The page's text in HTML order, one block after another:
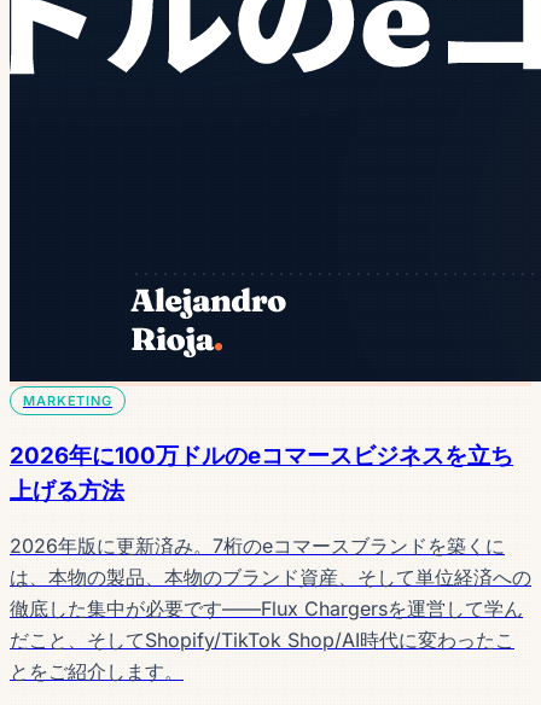
MARKETING
2026年に100万ドルのeコマースビジネスを立ち
上げる方法
2026年版に更新済み。7桁のeコマースブランドを築くに
は、本物の製品、本物のブランド資産、そして単位経済への
徹底した集中が必要です——Flux Chargersを運営して学ん
だこと、そしてShopify/TikTok Shop/AI時代に変わったこ
とをご紹介します。